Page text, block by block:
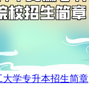
大学专升本招生简章